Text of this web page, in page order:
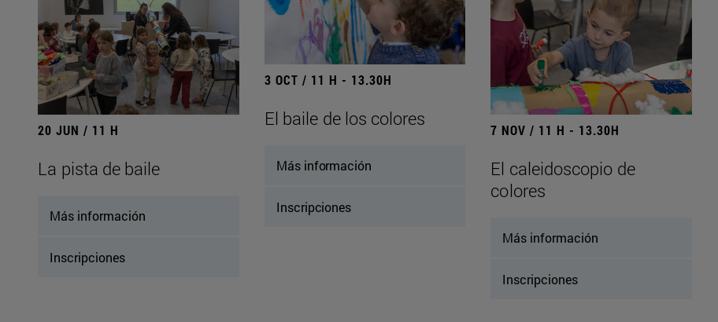
20 JUN / 11 H
La pista de baile
Más información
Inscripciones
3 OCT / 11 H - 13.30H
El baile de los colores
Más información
Inscripciones
7 NOV / 11 H - 13.30H
El caleidoscopio de
colores
Más información
Inscripciones